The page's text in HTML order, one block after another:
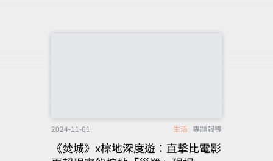
2024-11-01 生活 專題報導
《焚城》x棕地深度遊：直擊比電影